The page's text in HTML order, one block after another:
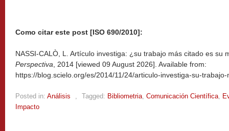
Como citar este post [ISO 690/2010]:
NASSI-CALÒ, L. Artículo investiga: ¿su trabajo más citado es su
Perspectiva , 2014 [viewed 09 August 2026]. Available from:
https://blog.scielo.org/es/2014/11/24/articulo-investiga-su-
Posted in: Análisis Tagged: Bibliometria Comunicación Científica
Impacto